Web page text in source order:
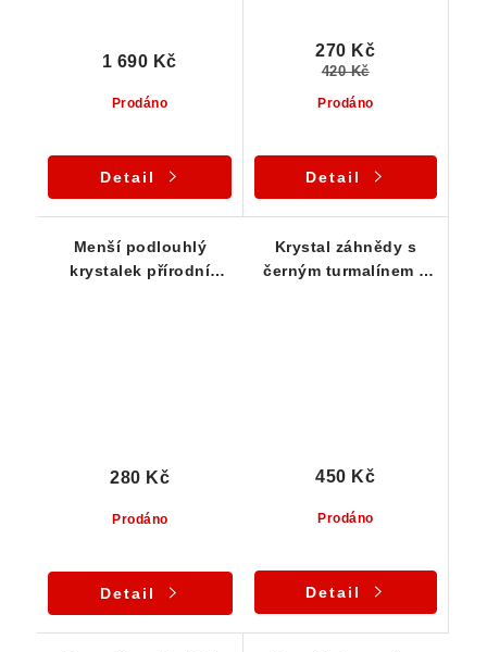
Prodáno
1 690 Kč
Detail
Prodáno
270 Kč
420 Kč
Detail
Menší podlouhlý
krystalek přírodní
Prodáno
280 Kč
Detail
Krystal záhnědy s
černým turmalínem a
Prodáno
450 Kč
Detail